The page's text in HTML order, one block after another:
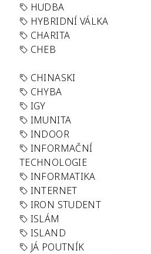
HUDBA
HYBRIDNÍ VÁLKA
CHARITA
CHEB
CHINASKI
CHYBA
IGY
IMUNITA
INDOOR
INFORMAČNÍ
TECHNOLOGIE
INFORMATIKA
INTERNET
IRON STUDENT
ISLÁM
ISLAND
JÁ POUTNÍK